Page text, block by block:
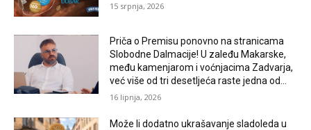
15 srpnja, 2026
Priča o Premisu ponovno na stranicama
Slobodne Dalmacije! U zaleđu Makarske,
među kamenjarom i voćnjacima Zadvarja,
već više od tri desetljeća raste jedna od...
16 lipnja, 2026
Može li dodatno ukrašavanje sladoleda u